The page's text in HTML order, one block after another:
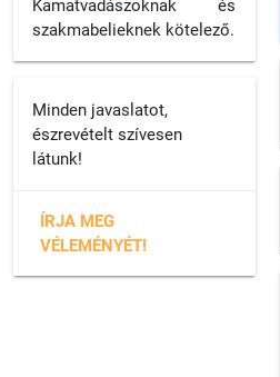
Kamatvadászoknak és
szakmabelieknek kötelező.
Minden javaslatot,
észrevételt szívesen
látunk!
ÍRJA MEG
VÉLEMÉNYÉT!